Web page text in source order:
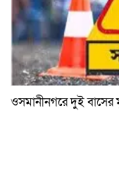
ওসমানীনগরে দুই বাসের